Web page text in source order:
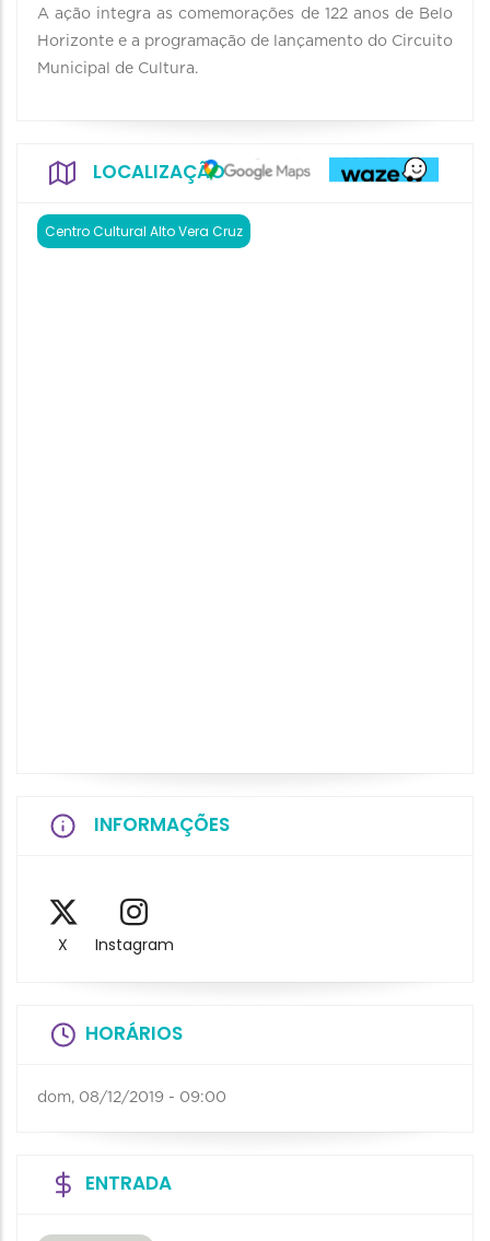
A ação integra as comemorações de 122 anos de Belo
Horizonte e a programação de lançamento do Circuito
Municipal de Cultura.
LOCALIZAÇÃO
Centro Cultural Alto Vera Cruz
INFORMAÇÕES
X Instagram
HORÁRIOS
dom, 08/12/2019 - 09:00
ENTRADA